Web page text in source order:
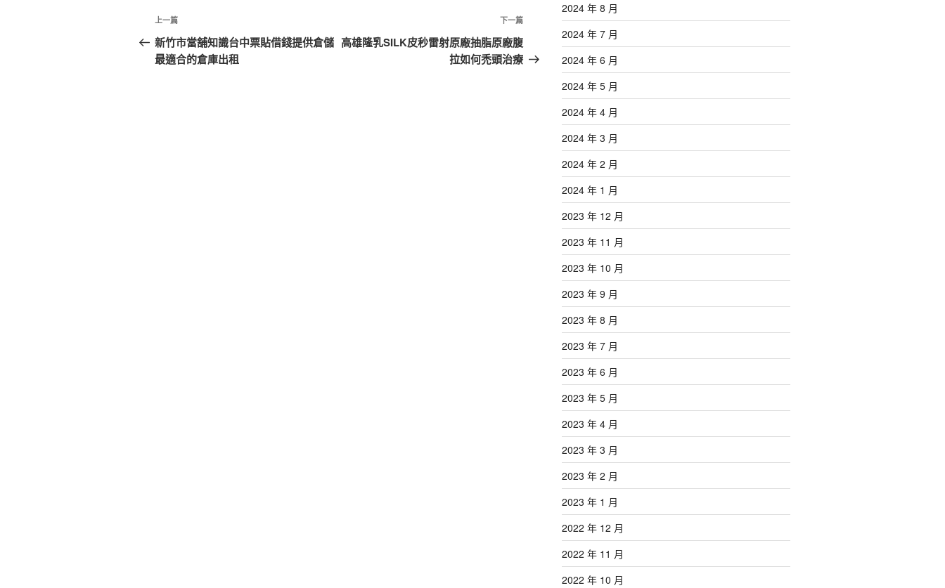
文
章
導
上
一
篇
上一篇
新竹市當舖知識台中票貼借錢提供倉儲
最適合的倉庫出租
下
一
篇
下一篇
高雄隆乳SILK皮秒雷射原廠抽脂原廠腹
拉如何禿頭治療
2024 年 8 月
2024 年 7 月
2024 年 6 月
2024 年 5 月
2024 年 4 月
2024 年 3 月
2024 年 2 月
2024 年 1 月
2023 年 12 月
2023 年 11 月
2023 年 10 月
2023 年 9 月
2023 年 8 月
2023 年 7 月
2023 年 6 月
2023 年 5 月
2023 年 4 月
2023 年 3 月
2023 年 2 月
2023 年 1 月
2022 年 12 月
2022 年 11 月
2022 年 10 月